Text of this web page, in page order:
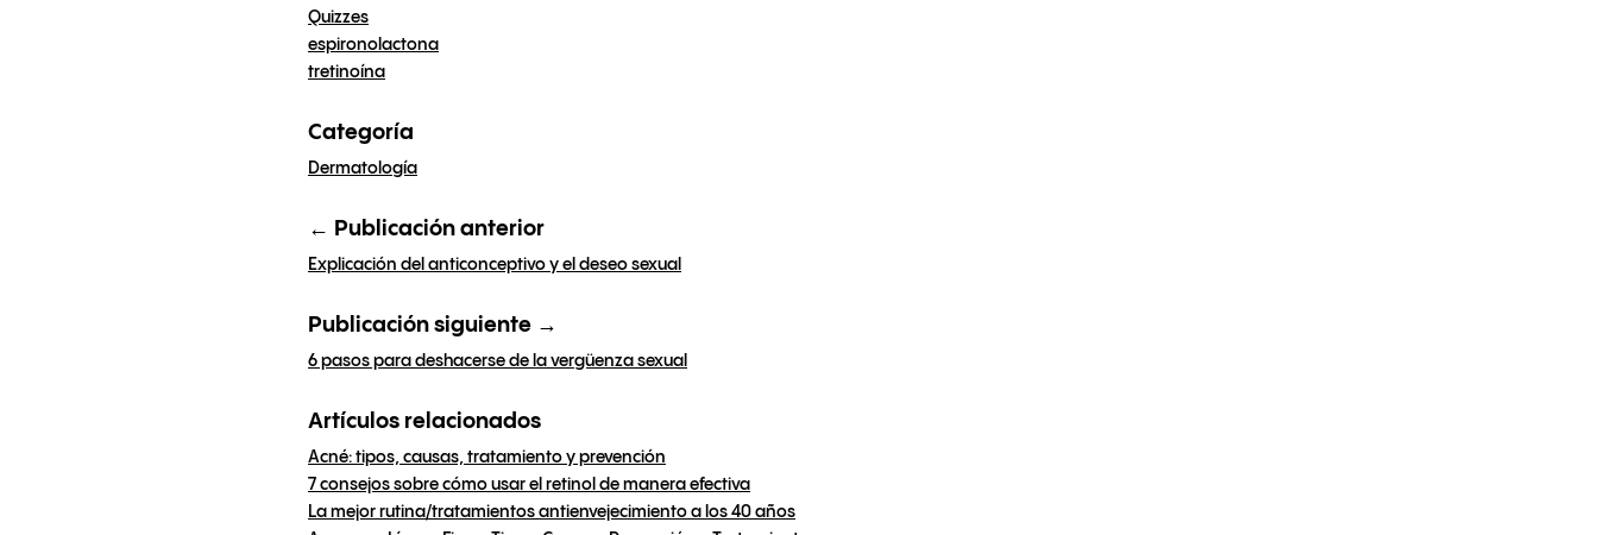
Quizzes
espironolactona
tretinoína
Categoría
Dermatología
← Publicación anterior
Explicación del anticonceptivo y el deseo sexual
Publicación siguiente →
6 pasos para deshacerse de la vergüenza sexual
Artículos relacionados
Acné: tipos, causas, tratamiento y prevención
7 consejos sobre cómo usar el retinol de manera efectiva
La mejor rutina/tratamientos antienvejecimiento a los 40 años